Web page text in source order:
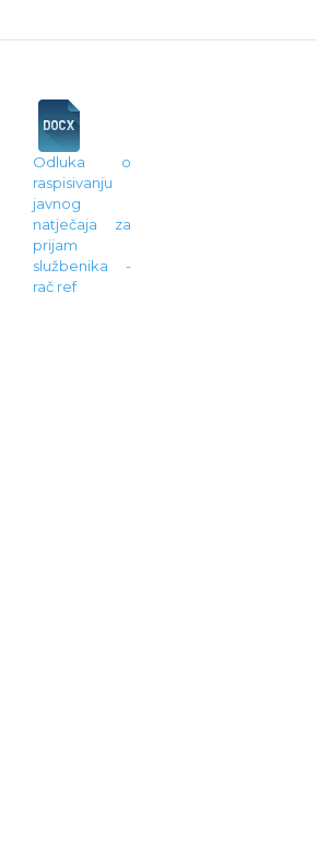
Odluka o
raspisivanju
javnog
natječaja za
prijam
službenika -
rač ref